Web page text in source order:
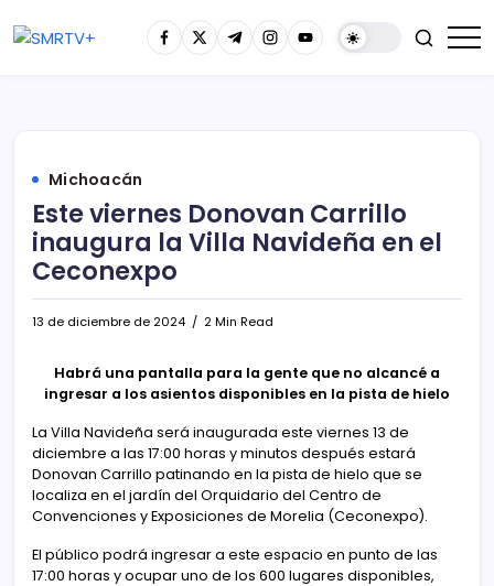
Michoacán
Este viernes Donovan Carrillo
inaugura la Villa Navideña en el
Ceconexpo
13 de diciembre de 2024 2 Min Read
Habrá una pantalla para la gente que no alcancé a
ingresar a los asientos disponibles en la pista de hielo
La Villa Navideña será inaugurada este viernes 13 de
diciembre a las 17:00 horas y minutos después estará
Donovan Carrillo patinando en la pista de hielo que se
localiza en el jardín del Orquidario del Centro de
Convenciones y Exposiciones de Morelia (Ceconexpo).
El público podrá ingresar a este espacio en punto de las
17:00 horas y ocupar uno de los 600 lugares disponibles,